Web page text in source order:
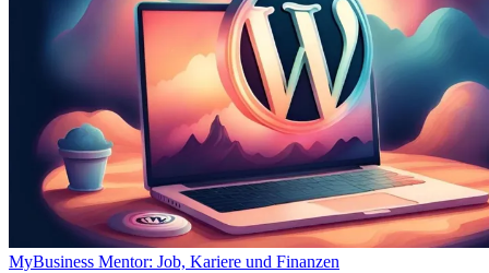
MyBusiness Mentor: Job, Kariere und Finanzen